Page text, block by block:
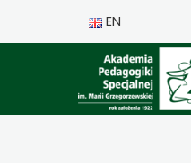
EN